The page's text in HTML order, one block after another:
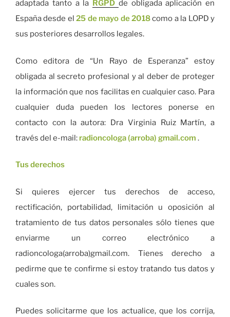
adaptada tanto a la RGPD de obligada aplicación en
España desde el 25 de mayo de 2018como a la LOPD y
sus posteriores desarrollos legales.
Como editora de “Un Rayo de Esperanza” estoy
obligada al secreto profesional y al deber de proteger
la información que nos facilitas en cualquier caso. Para
cualquier duda pueden los lectores ponerse en
contacto con la autora: Dra Virginia Ruiz Martín, a
través del e-mail: radioncologa (arroba) gmail.com .
Tus derechos
Si quieres ejercer tus derechos de acceso,
rectificación, portabilidad, limitación u oposición al
tratamiento de tus datos personales sólo tienes que
enviarme un correo electrónico a
radioncologa(arroba)gmail.com. Tienes derecho a
pedirme que te confirme si estoy tratando tus datos y
cuales son.
Puedes solicitarme que los actualice, que los corrija,